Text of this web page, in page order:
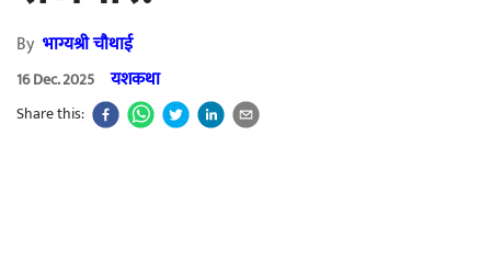
By भाग्यश्री चौथाई
16 Dec. 2025 यशकथा
Share this: